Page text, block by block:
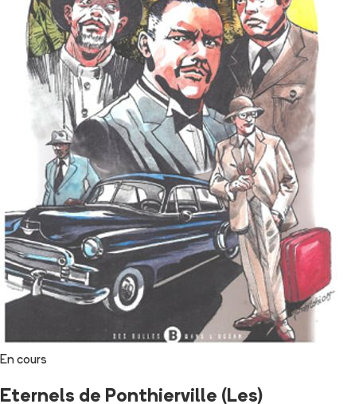
En cours
Eternels de Ponthierville (Les)